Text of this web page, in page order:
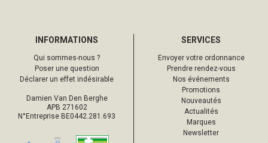
INFORMATIONS
Qui sommes-nous ?
Poser une question
Déclarer un effet indésirable
Damien Van Den Berghe
APB 271602
N°Entreprise BE0442.281.693
SERVICES
Envoyer votre ordonnance
Prendre rendez-vous
Nos événements
Promotions
Nouveautés
Actualités
Marques
Newsletter